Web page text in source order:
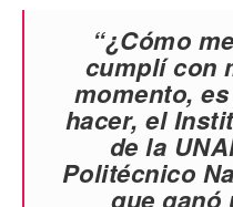
“¿Cómo
cumplí con
momento,
hacer, el
de la
Politécnico
que ganó